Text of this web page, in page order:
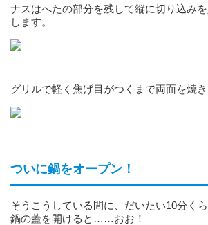
ナスはへたの部分を残して縦に切り込み
します。
グリルで軽く焦げ目がつくまで両面を焼き
ついに鍋をオープン！
そうこうしている間に、だいたい10分く
鍋の蓋を開けると……おお！